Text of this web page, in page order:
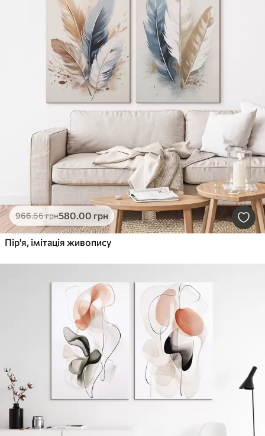
966.66грн580.00 грн
Пір'я, імітація живопису